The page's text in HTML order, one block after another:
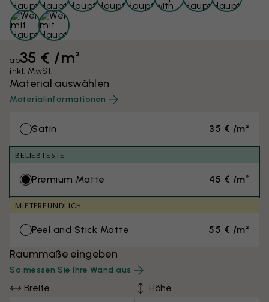
ab35 € /m²
inkl. MwSt.
Material auswählen
Materialinformationen
Satin 35 € /m²
BELIEBTESTE
Premium Matte 45 € /m²
MIETFREUNDLICH
Peel and Stick Matte 55 € /m²
Raummaße eingeben
So messen Sie Ihre Wand aus
Breite
Höhe